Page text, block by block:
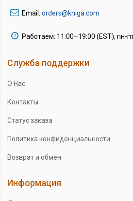
Email: orders@kniga.com
Работаем: 11:00–19:00 (EST), пн-
Служба поддержки
О Нас
Контакты
Статус заказа
Политика конфиденциальности
Возврат и обмен
Информация